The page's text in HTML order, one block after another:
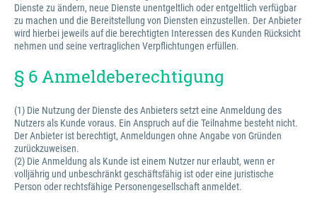
Dienste zu ändern, neue Dienste unentgeltlich oder entgeltlich verfügbar
zu machen und die Bereitstellung von Diensten einzustellen. Der Anbieter
wird hierbei jeweils auf die berechtigten Interessen des Kunden Rücksicht
nehmen und seine vertraglichen Verpflichtungen erfüllen.
§ 6 Anmeldeberechtigung
(1) Die Nutzung der Dienste des Anbieters setzt eine Anmeldung des
Nutzers als Kunde voraus. Ein Anspruch auf die Teilnahme besteht nicht.
Der Anbieter ist berechtigt, Anmeldungen ohne Angabe von Gründen
zurückzuweisen.
(2) Die Anmeldung als Kunde ist einem Nutzer nur erlaubt, wenn er
volljährig und unbeschränkt geschäftsfähig ist oder eine juristische
Person oder rechtsfähige Personengesellschaft anmeldet.